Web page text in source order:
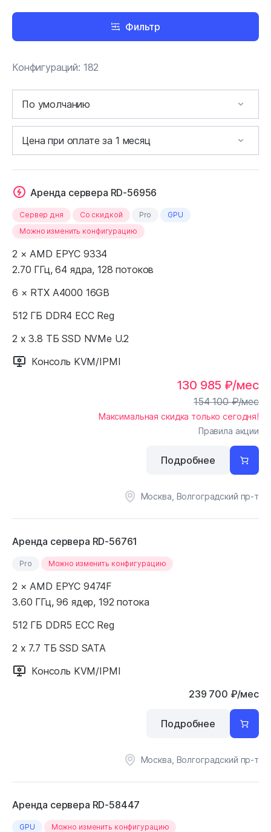
Фильтр
Конфигураций: 182
Аренда сервера RD-56956
Сервер дня Cо скидкой Pro
GPU
Можно изменить конфигурацию
2 × AMD EPYC 9334
2.70 ГГц, 64 ядра, 128 потоков
6 × RTX A4000 16GB
512 ГБ DDR4 ECC Reg
2 x 3.8 ТБ SSD NVMe U.2
Консоль KVM/IPMI
130 985 ₽/мес
154 100₽/мес
Максимальная скидка только сегодня!
Правила акции
Москва, Волгоградский пр-т
Подробнее
Аренда сервера RD-56761
Pro Можно изменить конфигурацию
2 × AMD EPYC 9474F
3.60 ГГц, 96 ядер, 192 потока
512 ГБ DDR5 ECC Reg
2 x 7.7 ТБ SSD SATA
Консоль KVM/IPMI
239 700 ₽/мес
Москва, Волгоградский пр-т
Подробнее
Аренда сервера RD-58447
GPU Можно изменить конфигурацию